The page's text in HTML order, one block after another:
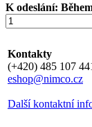
K odeslání:
Kontakty
(+420) 485 107
eshop@nimco.cz
Další kontaktní